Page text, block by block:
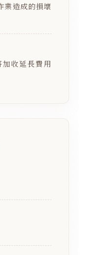
業造成的損壞
收延長費用